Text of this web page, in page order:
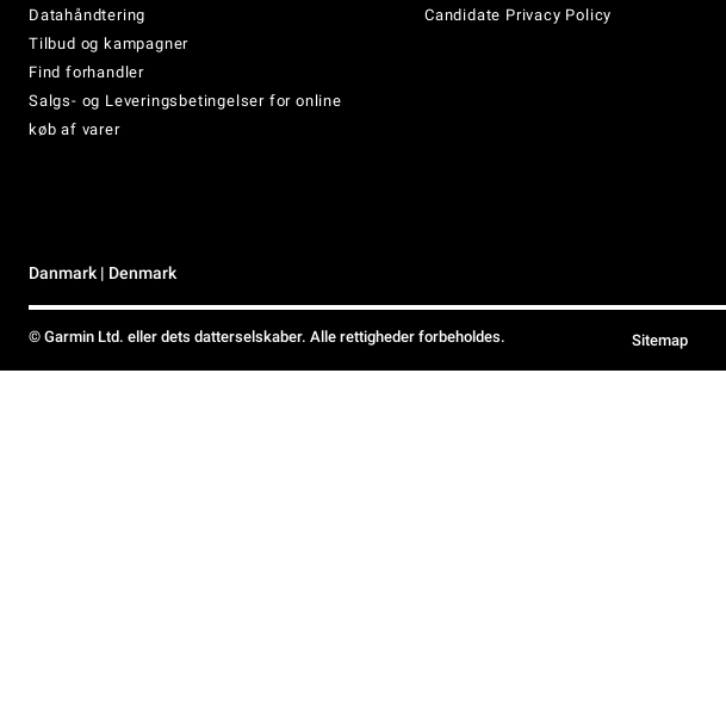
Datahåndtering
Tilbud og kampagner
Find forhandler
Salgs- og Leveringsbetingelser for online
køb af varer
Candidate Privacy Policy
Danmark | Denmark
© Garmin Ltd. eller dets datterselskaber. Alle rettigheder forbeholdes. Sitemap